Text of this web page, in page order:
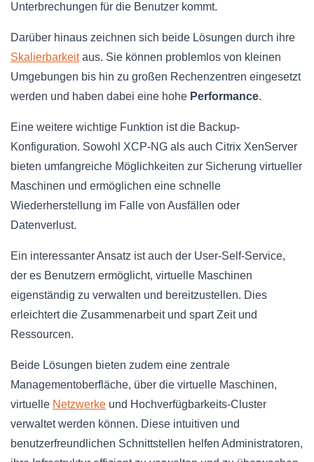
Unterbrechungen für die Benutzer kommt.
Darüber hinaus zeichnen sich beide Lösungen durch ihre
Skalierbarkeitaus. Sie können problemlos von kleinen
Umgebungen bis hin zu großen Rechenzentren eingesetzt
werden und haben dabei eine hohe Performance.
Eine weitere wichtige Funktion ist die Backup-
Konfiguration. Sowohl XCP-NG als auch Citrix XenServer
bieten umfangreiche Möglichkeiten zur Sicherung virtueller
Maschinen und ermöglichen eine schnelle
Wiederherstellung im Falle von Ausfällen oder
Datenverlust.
Ein interessanter Ansatz ist auch der User-Self-Service,
der es Benutzern ermöglicht, virtuelle Maschinen
eigenständig zu verwalten und bereitzustellen. Dies
erleichtert die Zusammenarbeit und spart Zeit und
Ressourcen.
Beide Lösungen bieten zudem eine zentrale
Managementoberfläche, über die virtuelle Maschinen,
virtuelle Netzwerke und Hochverfügbarkeits-Cluster
verwaltet werden können. Diese intuitiven und
benutzerfreundlichen Schnittstellen helfen Administratoren,